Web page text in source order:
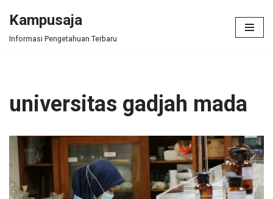
Skip
Kampusaja
Informasi Pengetahuan Terbaru
universitas gadjah mada